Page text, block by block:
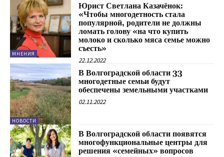
МНЕНИЯ
Юрист Светлана Казачёнок:
«Чтобы многодетность стала
популярной, родители не должны
ломать голову «на что купить
молоко и сколько мяса семье можно
съесть»
22.12.2022
НОВОСТИ
В Волгоградской области 33
многодетные семьи будут
обеспечены земельными участками
02.11.2022
В Волгоградской области появятся
многофункциональные центры для
решения «семейных» вопросов